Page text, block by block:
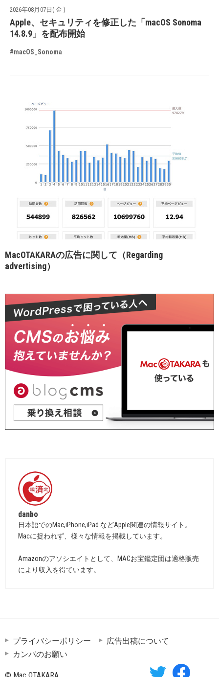
2026年08月07日( 金 )
Apple、セキュリティを修正した「macOS Sonoma
14.8.9」を配布開始
#macOS_Sonoma
MacOTAKARAの広告に関して（Regarding
advertising）
danbo
日本語でのMac,iPhone,iPad などApple関連の情報サイト。
Macに捉われず、様々な情報を掲載しています。
Amazonのアソシエイトとして、MACお宝鑑定団は適格販売
により収入を得ています。
プライバシーポリシー
広告出稿について
カンパのお願い